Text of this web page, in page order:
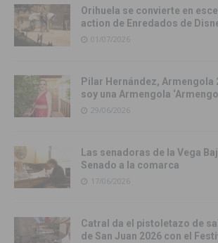
Orihuela se convierte en
action de Enredados de
01/07/2026
Pilar Hernández, Armengola
soy una Armengola
29/06/2026
Las senadoras de la Vega
Senado a la comarca
17/06/2026
Catral da el pistoletazo de
de San Juan 2026 con el